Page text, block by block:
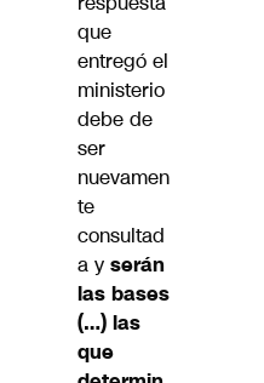
que
entregó el
ministerio
debe de
ser
nuevamen
te
consultad
a y serán
las bases
(…) las
que